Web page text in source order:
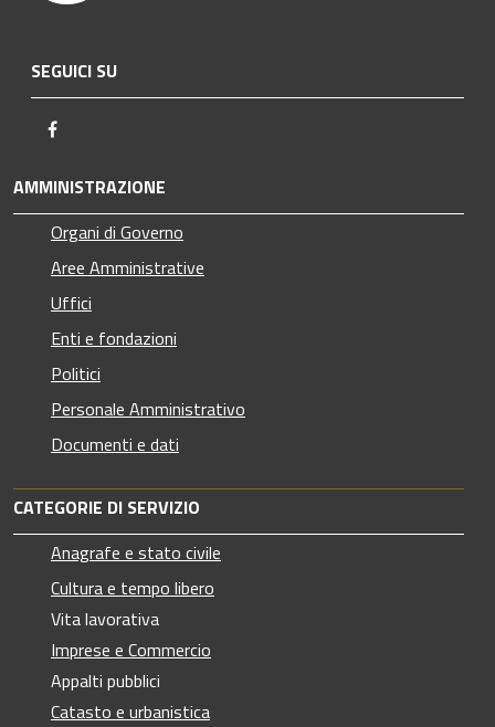
SEGUICI SU
AMMINISTRAZIONE
Organi di Governo
Aree Amministrative
Uffici
Enti e fondazioni
Politici
Personale Amministrativo
Documenti e dati
CATEGORIE DI SERVIZIO
Anagrafe e stato civile
Cultura e tempo libero
Vita lavorativa
Imprese e Commercio
Appalti pubblici
Catasto e urbanistica